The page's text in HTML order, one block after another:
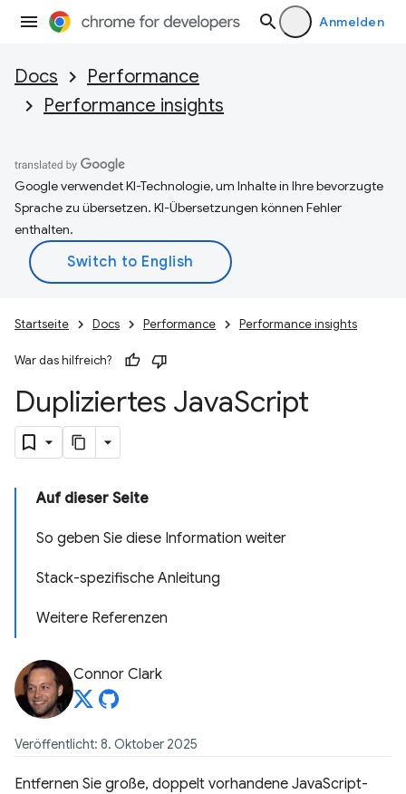
Anmelden
Docs
Performance
Performance insights
Google verwendet KI-Technologie, um Inhalte in Ihre bevorzugte
Sprache zu übersetzen. KI-Übersetzungen können Fehler
enthalten.
Startseite Docs Performance Performance insights
War das hilfreich?
Dupliziertes JavaScript
Auf dieser Seite
So geben Sie diese Information weiter
Stack-spezifische Anleitung
Weitere Referenzen
Connor Clark
Veröffentlicht: 8. Oktober 2025
Entfernen Sie große, doppelt vorhandene JavaScript-